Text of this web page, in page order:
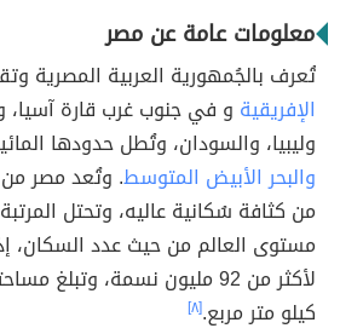
معلومات عامة عن مصر
تُعرف بالجُمهورية العربية المصرية
الإفريقية و في جنوب غرب قارة آسيا،
وليبيا، والسودان، وتُطل حدودها
والبحر الأبيض المتوسط. وتُعد مصر من
من كثافة سُكانية عاليه، وتحتل
مستوى العالم من حيث عدد السكان،
كيلو متر مربع.[٨]